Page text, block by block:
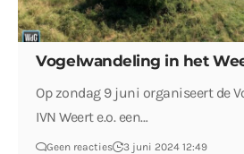
Vogelwandeling in het
Op zondag 9 juni organiseert de
IVN Weert e.o. een…
Geen reacties 3 juni 2024 12:49